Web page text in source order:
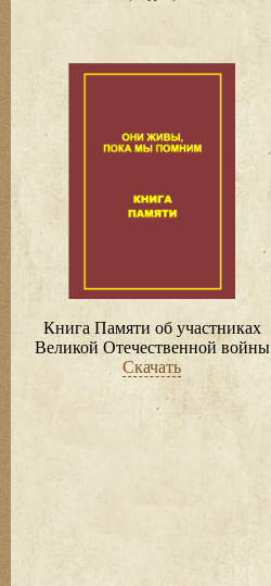
Книга Памяти об участниках
Великой Отечественной войны
Скачать